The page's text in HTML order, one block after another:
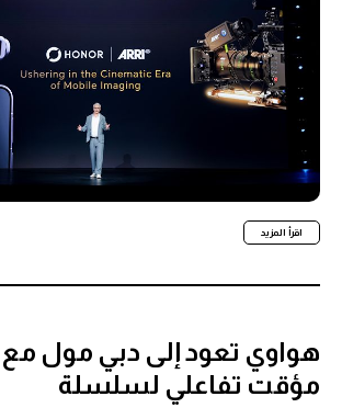
اقرأ المزيد
هواوي تعود إلى دبي مول مع
مؤقت تفاعلي لسلسلة